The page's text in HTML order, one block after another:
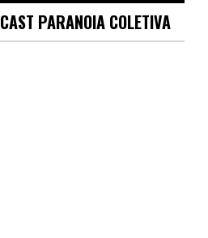
PARANOIA COLETIVA